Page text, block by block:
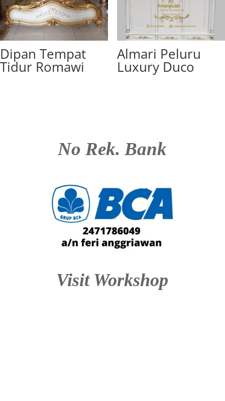
Dipan Tempat
Tidur Romawi
Almari Peluru
Luxury Duco
No Rek. Bank
Visit Workshop